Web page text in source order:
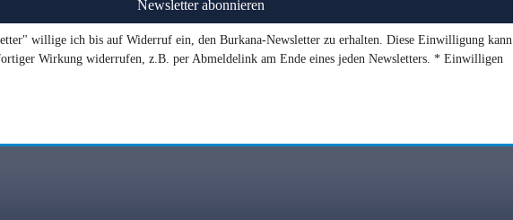
willige ich bis auf Widerruf ein, den Burkana-Newsletter zu erhalten. Diese Einwilligung kann
Wirkung widerrufen, z.B. per Abmeldelink am Ende eines jeden Newsletters. * Einwilligen